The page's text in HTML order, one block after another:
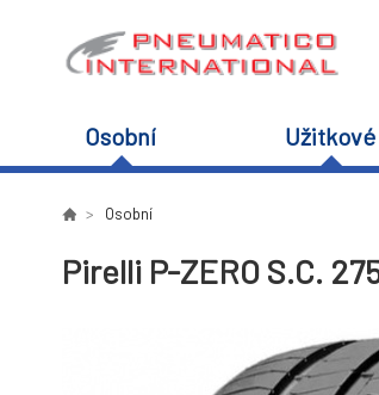
Osobní Užitkové
Osobní
Pirelli P-ZERO S.C.